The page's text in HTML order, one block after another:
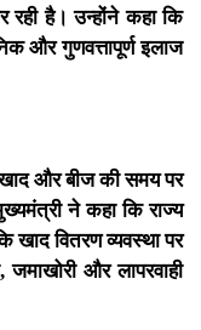
रही है। उन्होंने कहा कि
और गुणवत्तापूर्ण इलाज
और बीज की समय पर
ने कहा कि राज्य
खाद वितरण व्यवस्था पर
जमाखोरी और लापरवाही